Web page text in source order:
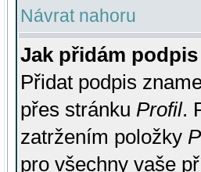
Návrat nahoru
Jak přidám
Přidat podpis
přes stránku Profil.
zatržením položky
pro všechny vaše